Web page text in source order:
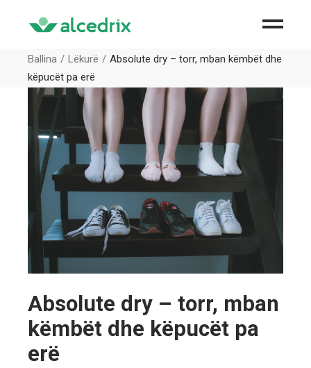
Ballina Lëkurë
Absolute dry – torr, mban këmbët dhe
këpucët pa erë
Absolute dry – torr, mban
këmbët dhe këpucët pa
erë